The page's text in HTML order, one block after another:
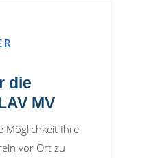
die
MV
Möglichkeit Ihre
vor Ort zu